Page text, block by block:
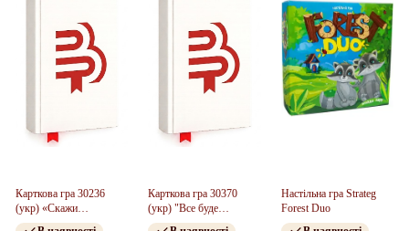
Карткова гра 30236
(укр) «Скажи
"паляниця"», в кор-ці
Карткова гра 30370
(укр) "Все буде
Україна", в кор-ці 14,3-
Настільна гра Strateg
Forest Duo